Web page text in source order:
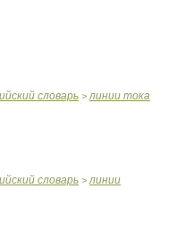
словарь > линии тока
словарь > линии